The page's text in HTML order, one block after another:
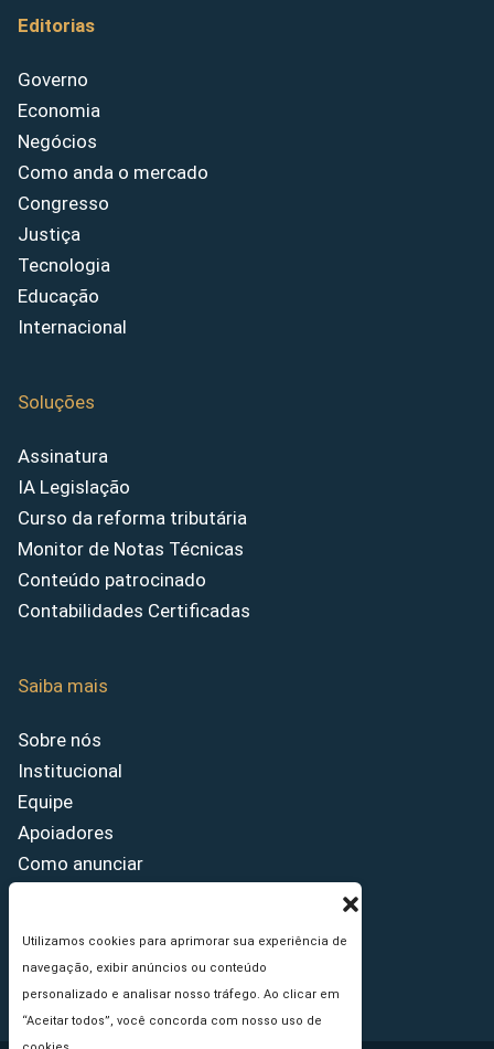
Utilizamos cookies para aprimorar sua experiência de
navegação, exibir anúncios ou conteúdo
personalizado e analisar nosso tráfego. Ao clicar em
“Aceitar todos”, você concorda com nosso uso de
Editorias
Governo
Economia
Negócios
Como anda o mercado
Congresso
Justiça
Tecnologia
Educação
Internacional
Soluções
Assinatura
IA Legislação
Curso da reforma tributária
Monitor de Notas Técnicas
Conteúdo patrocinado
Contabilidades Certificadas
Saiba mais
Sobre nós
Institucional
Equipe
Apoiadores
Como anunciar
Princípios Editoriais